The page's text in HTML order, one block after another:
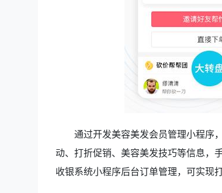
通过开发美容美发会员管理小程序
动、打折促销、美容美发技巧等信息，
收银系统小程序后台订单管理，可实现